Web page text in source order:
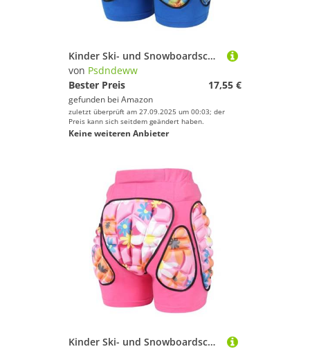
Kinder Ski- und Snowboardschuhe mit verstellbaren, gepolsterten Polstern
von Psdndeww
Bester Preis
17,55 €
gefunden bei Amazon
zuletzt überprüft am 27.09.2025 um 00:03; der
Preis kann sich seitdem geändert haben.
Keine weiteren Anbieter
Kinder Ski- und Snowboardschuhe mit verstellbaren, gepolsterten Polstern